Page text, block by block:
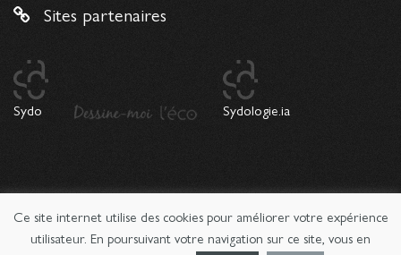
Sites partenaires
Sydo Sydologie.ia
© 2026 Copyright Sydologie. Le magazine de l'innovation
pédagogique -Mentions légales
Ce site internet utilise des cookies pour améliorer votre expérience
utilisateur. En poursuivant votre navigation sur ce site, vous en